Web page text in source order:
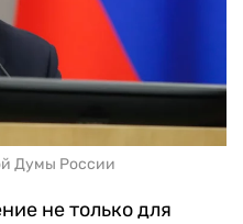
Думы России
не только для